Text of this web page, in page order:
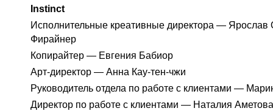
Instinct
Исполнительные креативные директора — Ярослав
Фирайнер
Копирайтер — Евгения Бабиор
Арт-директор — Анна Кау-тен-чжи
Руководитель отдела по работе с клиентами —
Директор по работе с клиентами — Наталия Аметова